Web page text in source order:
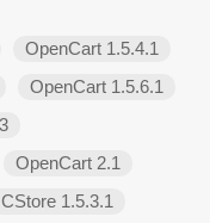
OpenCart 1.5.4.1
OpenCart 1.5.6.1
OpenCart 2.1
1.5.3.1